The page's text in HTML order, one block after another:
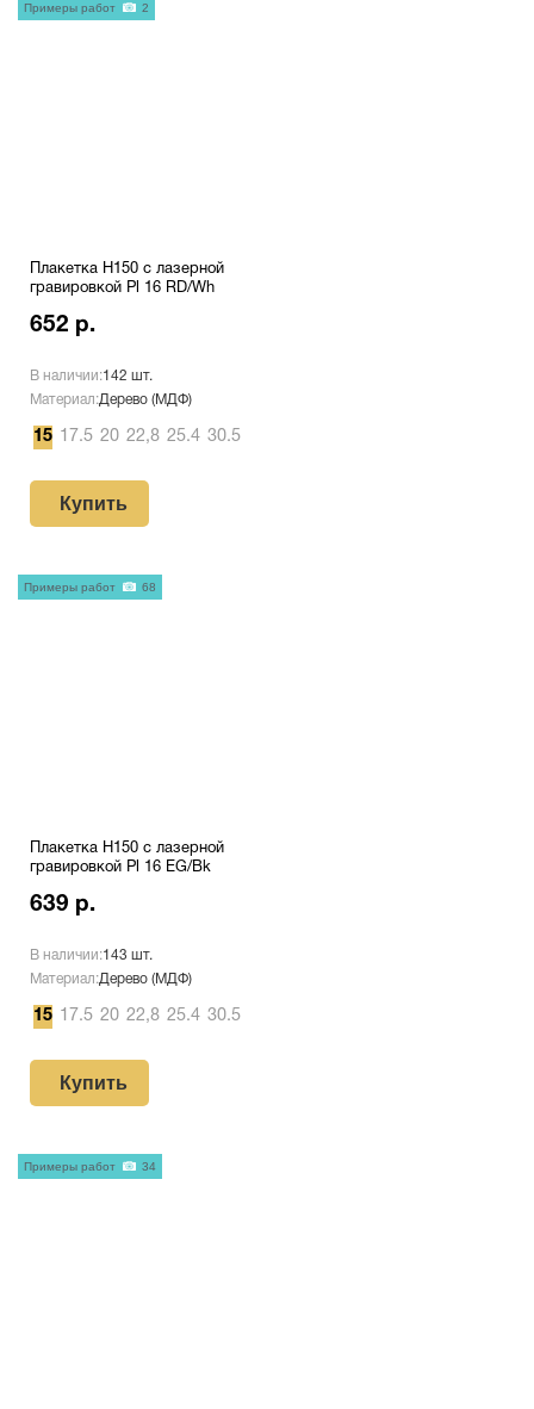
Плакетка H150 с лазерной
гравировкой Pl 16 RD/Wh
652 р.
В наличии:142 шт.
Материал:Дерево (МДФ)
15 17.5 20 22,8 25.4 30.5
Купить
Примеры работ 2
Плакетка H150 с лазерной
гравировкой Pl 16 EG/Bk
639 р.
В наличии:143 шт.
Материал:Дерево (МДФ)
15 17.5 20 22,8 25.4 30.5
Купить
Примеры работ 68
Примеры работ 34